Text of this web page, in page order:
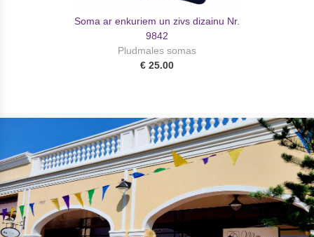
Soma ar enkuriem un zivs dizainu Nr.
9842
Pludmales somas
€ 25.00